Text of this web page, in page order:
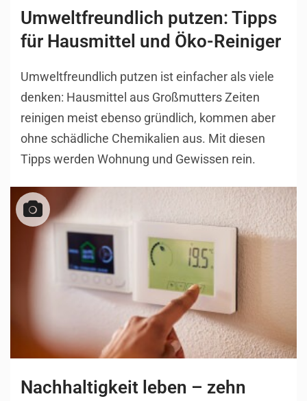
Umweltfreundlich putzen: Tipps
für Hausmittel und Öko-Reiniger
Umweltfreundlich putzen ist einfacher als viele
denken: Hausmittel aus Großmutters Zeiten
reinigen meist ebenso gründlich, kommen aber
ohne schädliche Chemikalien aus. Mit diesen
Tipps werden Wohnung und Gewissen rein.
Nachhaltigkeit leben – zehn